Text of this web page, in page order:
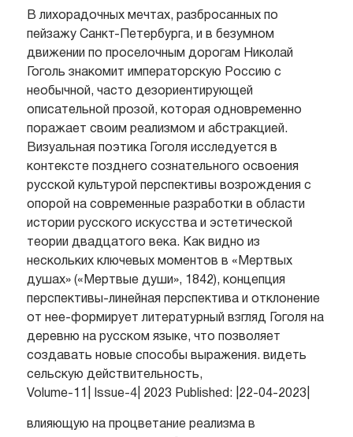
В лихорадочных мечтах, разбросанных по
пейзажу Санкт-Петербурга, и в безумном
движении по проселочным дорогам Николай
Гоголь знакомит императорскую Россию с
необычной, часто дезориентирующей
описательной прозой, которая одновременно
поражает своим реализмом и абстракцией.
Визуальная поэтика Гоголя исследуется в
контексте позднего сознательного освоения
русской культурой перспективы возрождения с
опорой на современные разработки в области
истории русского искусства и эстетической
теории двадцатого века. Как видно из
нескольких ключевых моментов в «Мертвых
душах» («Мертвые души», 1842), концепция
перспективы-линейная перспектива и отклонение
от нее-формирует литературный взгляд Гоголя на
деревню на русском языке, что позволяет
создавать новые способы выражения. видеть
сельскую действительность,
Volume-11| Issue-4| 2023 Published: |22-04-2023|
влияющую на процветание реализма в